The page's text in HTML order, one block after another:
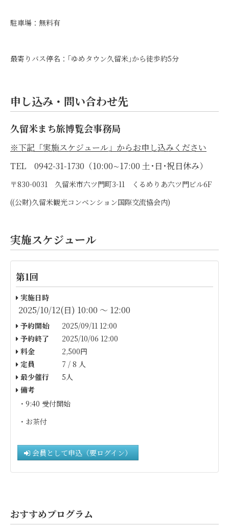
駐車場：無料有
最寄りバス停名：｢ゆめタウン久留米｣から徒歩約5分
申し込み・問い合わせ先
久留米まち旅博覧会事務局
※下記「実施スケジュール」からお申し込みください
TEL 0942-31-1730（10:00∼17:00 土･日･祝日休み）
〒830-0031 久留米市六ツ門町3-11 くるめりあ六ツ門ビル6F
((公財)久留米観光コンベンション国際交流協会内)
実施スケジュール
第1回
実施日時
2025/10/12(日) 10:00 〜 12:00
予約開始
2025/09/11 12:00
予約終了
2025/10/06 12:00
料金
2,500円
定員
7 / 8 人
最少催行
5人
備考
・9:40 受付開始
・お茶付
会員として申込（要ログイン）
おすすめプログラム